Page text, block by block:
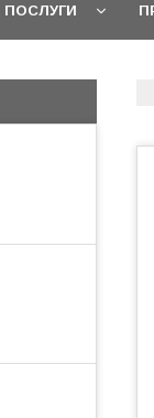
ПОСЛУГИ